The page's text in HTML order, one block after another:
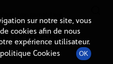
L'ÉPISODE
sur notre site, vous
cookies afin de nous
expérience utilisateur.
Cookies
OK